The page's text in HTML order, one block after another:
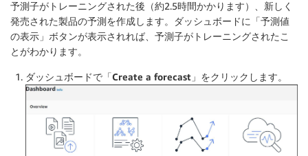
予測子がトレーニングされた後（約2.5時間かかります）、新しく
発売された製品の予測を作成します。ダッシュボードに「予測値
の表示」ボタンが表示されれば、予測子がトレーニングされたこ
とがわかります。
ダッシュボードで 「Create a forecast」 をクリックします。